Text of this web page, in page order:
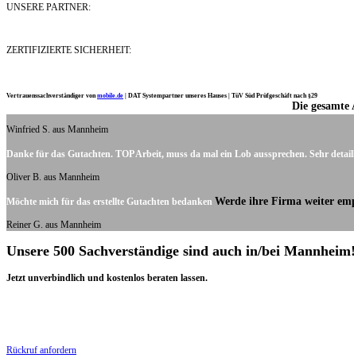
UNSERE PARTNER:
ZERTIFIZIERTE SICHERHEIT:
Vertrauenssachverständiger vonmobile.de DAT Systempartner unseres Hauses | TüV Süd Prüfgeschäft nach §29
Die
Winfried S. aus Mannheim
Danke für das Gutachten. TOP Arbeit, muss da mal ein Lob aussprechen. Sehr
Oliver B. aus Mannheim
Möchte mich für das erstellte Gutachten bedanken Werde ihre Firma weiter
Reiner G. aus Mannheim
Unsere 500 Sachverständige sind auch in/bei Mannheim!
Jetzt unverbindlich und kostenlos beraten lassen.
Rückruf anfordern